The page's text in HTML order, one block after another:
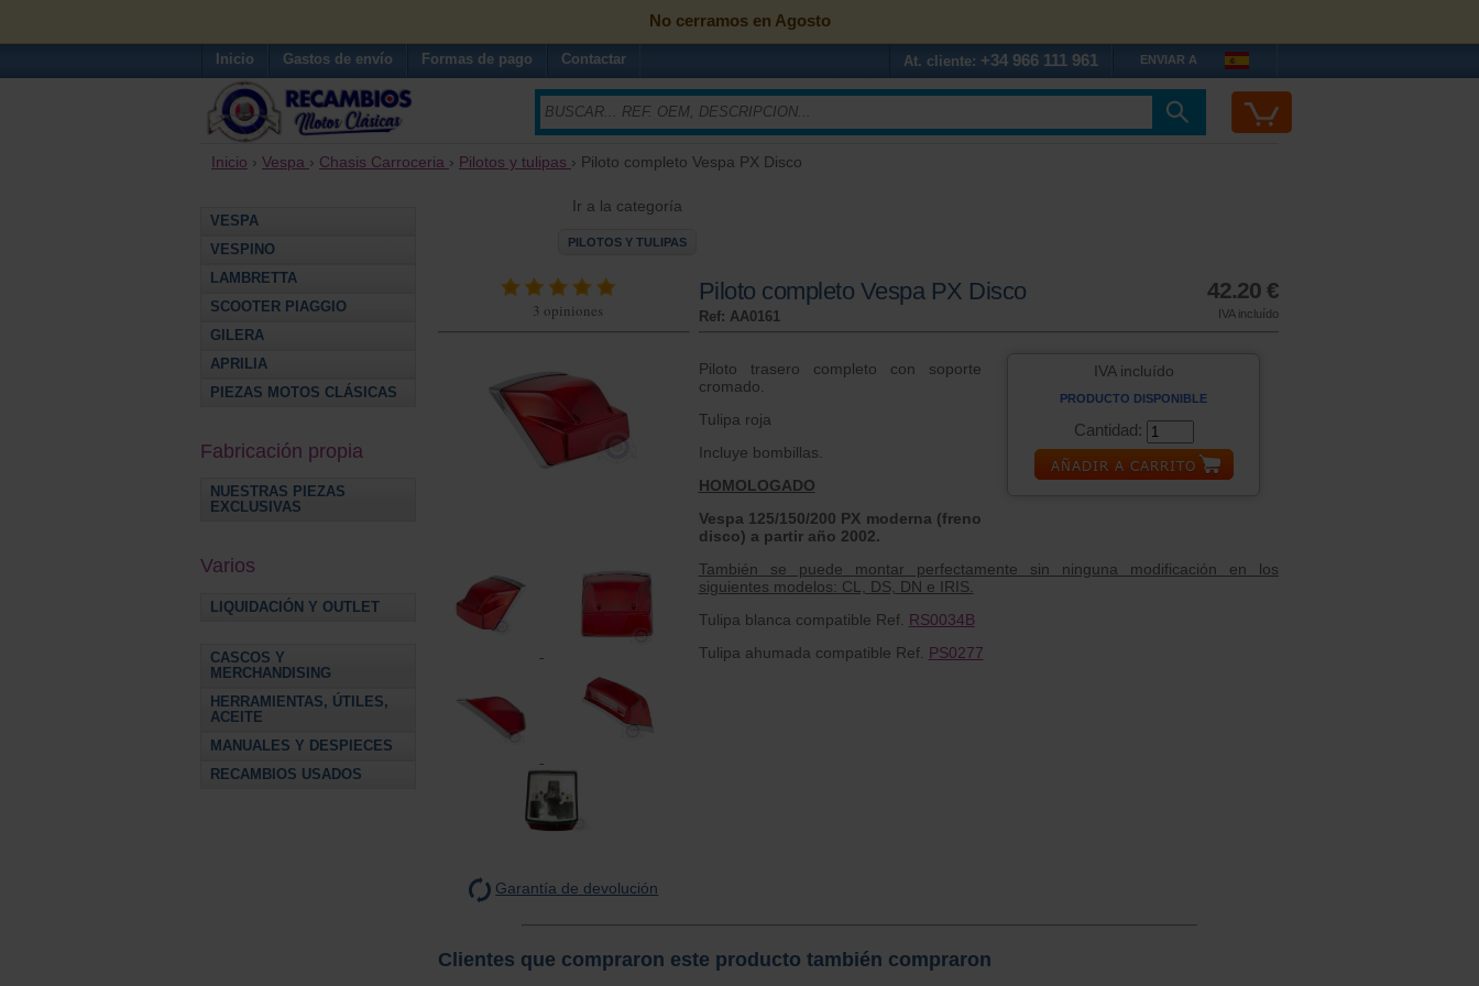
No cerramos en Agosto
Inicio Gastos de envío Formas de pago Contactar At. cliente: +34 966 111 961 ENVIAR A
Inicio › Vespa › Chasis Carroceria › Pilotos y tulipas › Piloto completo Vespa PX Disco
VESPA
VESPINO
LAMBRETTA
SCOOTER PIAGGIO
GILERA
APRILIA
PIEZAS MOTOS CLÁSICAS
Fabricación propia
NUESTRAS PIEZAS
EXCLUSIVAS
Varios
LIQUIDACIÓN Y OUTLET
CASCOS Y
MERCHANDISING
HERRAMIENTAS, ÚTILES,
ACEITE
MANUALES Y DESPIECES
RECAMBIOS USADOS
Ir a la categoría
PILOTOS Y TULIPAS
3 opiniones
Piloto completo Vespa PX Disco
Ref: AA0161
42.20 €
IVA incluído
Garantía de devolución
IVA incluído
PRODUCTO DISPONIBLE
Cantidad:
Piloto trasero completo con soporte
cromado.
Tulipa roja
Incluye bombillas.
HOMOLOGADO
Vespa 125/150/200 PX moderna (freno
disco) a partir año 2002.
También se puede montar perfectamente sin ninguna modificación en los
siguientes modelos: CL, DS, DN e IRIS.
Tulipa blanca compatible Ref. RS0034B
Tulipa ahumada compatible Ref. PS0277
Clientes que compraron este producto también compraron